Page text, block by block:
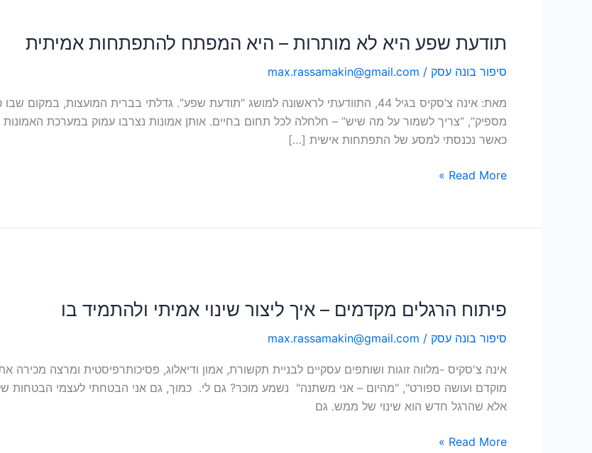
תודעת שפע היא לא מותרות – היא המפתח להתפתחות אמיתית
סיפור בונה עסק /
max.rassamakin@gmail.com
מאת: אינה צ’סקיס בגיל 44, התוודעתי לראשונה למושג “תודעת שפע”. גדלתי בברית המועצות,
מספיק”, “צריך לשמור על מה שיש” – חלחלה לכל תחום בחיים. אותן אמונות נצרבו עמוק במערכת האמונות
כאשר נכנסתי למסע של התפתחות אישית […]
היא
מותרות
–
היא
המפתח
אמיתית
Read More »
פיתוח הרגלים מקדמים – איך ליצור שינוי אמיתי ולהתמיד בו
סיפור בונה עסק /
max.rassamakin@gmail.com
אינה צ'סקיס -מלווה זוגות ושותפים עסקיים לבניית תקשורת, אמון ודיאלוג, פסיכותרפיסטית ומרצה
מוקדם ועושה ספורט", "מהיום – אני משתנה" נשמע מוכר? גם לי. כמוך, גם אני הבטחתי לעצמי הבטחות
אלא שהרגל חדש הוא שינוי של ממש. גם
מקדמים
איך
אמיתי
בו
Read More »